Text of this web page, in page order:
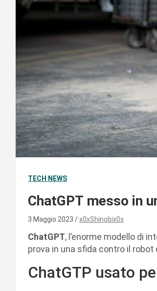
TECH NEWS
ChatGPT messo in
3 Maggio 2023 x0xShinobix0x
ChatGPT, l’enorme modello di
prova in una sfida contro il robot
ChatGTP usato